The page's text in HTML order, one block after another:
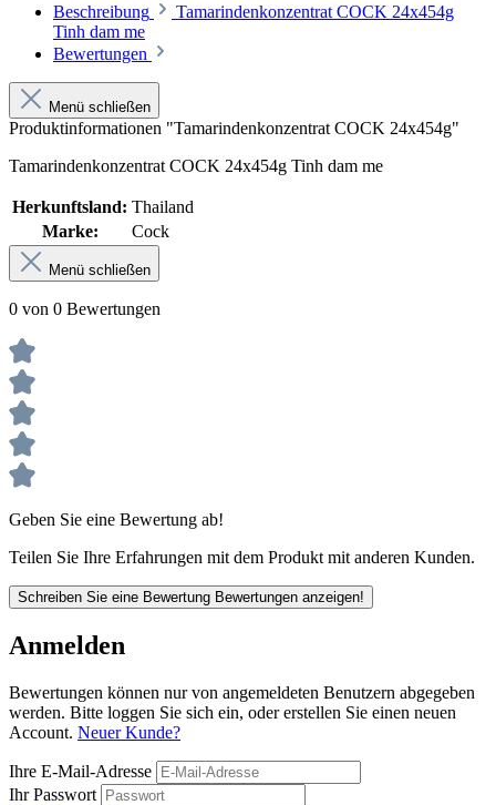
Beschreibung
Tamarindenkonzentrat COCK 24x454g
Tinh dam me
Bewertungen
Menü schließen
Produktinformationen "Tamarindenkonzentrat COCK 24x454g"
Tamarindenkonzentrat COCK 24x454g Tinh dam me
Herkunftsland: Thailand
Marke:
Cock
Menü schließen
0 von 0 Bewertungen
Geben Sie eine Bewertung ab!
Teilen Sie Ihre Erfahrungen mit dem Produkt mit anderen Kunden.
Schreiben Sie eine Bewertung Bewertungen anzeigen!
Anmelden
Bewertungen können nur von angemeldeten Benutzern abgegeben
werden. Bitte loggen Sie sich ein, oder erstellen Sie einen neuen
Account. Neuer Kunde?
Ihre E-Mail-Adresse
Ihr Passwort